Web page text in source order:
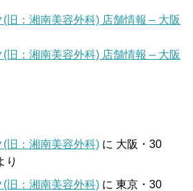
旧：湘南美容外科) 店舗情報 – 大阪
旧：湘南美容外科) 店舗情報 – 大阪
旧：湘南美容外科) に 大阪・30
り
旧：湘南美容外科) に 東京・30